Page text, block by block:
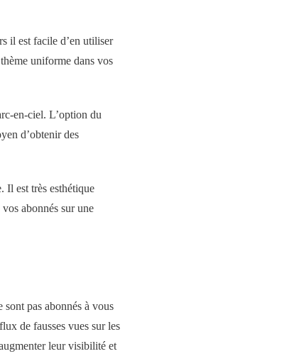
il est facile d’en utiliser
uniforme dans vos
en-ciel. L’option du
d’obtenir des
Il est très esthétique
abonnés sur une
pas abonnés à vous
de fausses vues sur les
leur visibilité et